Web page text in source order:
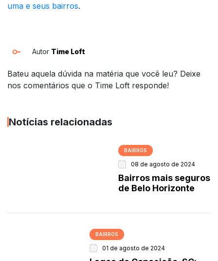
uma e seus bairros.
Autor Time Loft
Bateu aquela dúvida na matéria que você leu? Deixe
nos comentários que o Time Loft responde!
Notícias relacionadas
BAIRROS
08 de agosto de 2024
Bairros mais seguros
de Belo Horizonte
BAIRROS
01 de agosto de 2024